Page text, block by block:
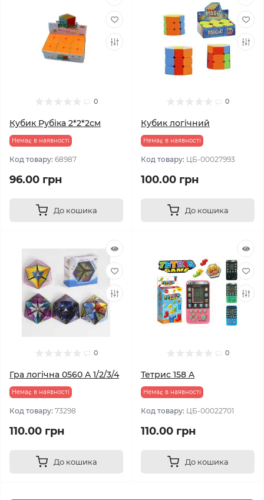
0
Кубик Рубіка 2*2*2см
Немає в наявності
Код товару: 68987
96.00 грн
До кошика
0
Кубик логічний
Немає в наявності
Код товару: ЦБ-00027993
100.00 грн
До кошика
0
Гра логічна 0560 A 1/2/3/4
Немає в наявності
Код товару: 73298
110.00 грн
До кошика
0
Тетрис 158 A
Немає в наявності
Код товару: ЦБ-00022701
110.00 грн
До кошика